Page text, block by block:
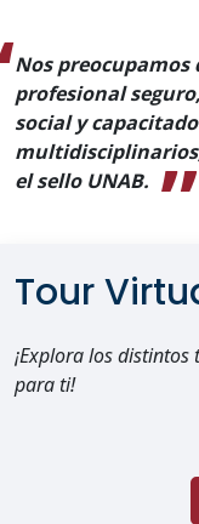
Nos preocupamos
profesional
social y
el sello UNAB.
Tour
¡Explora los
para ti!